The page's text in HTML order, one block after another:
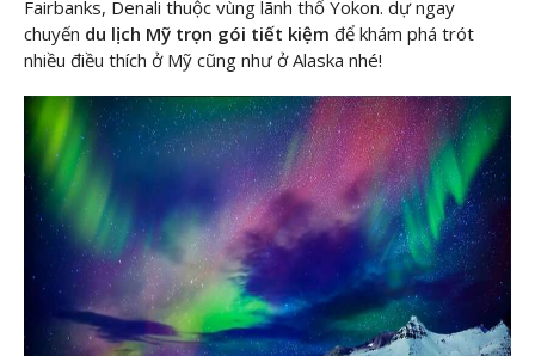
Fairbanks, Denali thuộc vùng lãnh thổ Yokon. dự ngay
chuyến du lịch Mỹ trọn gói tiết kiệm để khám phá trót
nhiều điều thích ở Mỹ cũng như ở Alaska nhé!